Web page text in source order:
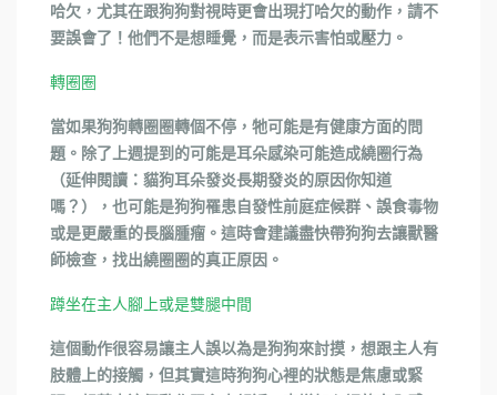
哈欠，尤其在跟狗狗對視時更會出現打哈欠的動作，請不
要誤會了！他們不是想睡覺，而是表示害怕或壓力。
轉圈圈
當如果狗狗轉圈圈轉個不停，牠可能是有健康方面的問
題。除了上週提到的可能是耳朵感染可能造成繞圈行為
（延伸閱讀：貓狗耳朵發炎長期發炎的原因你知道
嗎？），也可能是狗狗罹患自發性前庭症候群、誤食毒物
或是更嚴重的長腦腫瘤。這時會建議盡快帶狗狗去讓獸醫
師檢查，找出繞圈圈的真正原因。
蹲坐在主人腳上或是雙腿中間
這個動作很容易讓主人誤以為是狗狗來討摸，想跟主人有
肢體上的接觸，但其實這時狗狗心裡的狀態是焦慮或緊